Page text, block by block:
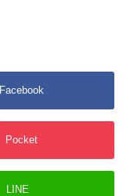
Facebook
Pocket
LINE